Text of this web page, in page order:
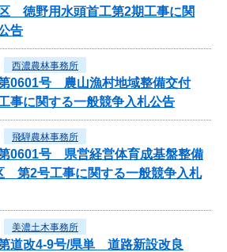
徳野用水頭首工第2期工事に関
告
西濃農林事務所
第0601号 農山漁村地域整備交付
事に関する一般競争入札公告
飛騨農林事務所
第0601号 県営経営体育成基盤整備
第2号工事に関する一般競争入札
美濃土木事務所
第道改4-9号/県単 道路新設改良